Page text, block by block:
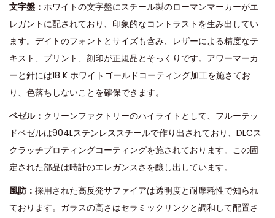
文字盤： ホワイトの文字盤にスチール製のローマンマーカーがエ
レガントに配されており、印象的なコントラストを生み出してい
ます。デイトのフォントとサイズも含み、レザーによる精度なテ
キスト、プリント、刻印が正規品とそっくりです。アワーマーカ
ーと針には18 K ホワイトゴールドコーティング加工を施さてお
り、色落ちしないことを確保できます。
ベゼル： クリーンファクトリーのハイライトとして、フルーテッ
ドベゼルは904Lステンレススチールで作り出されており、DLCス
クラッチプロティングコーティングを施されております。この固
定された部品は時計のエレガンスさを醸し出しています。
風防： 採用された高反発サファイアは透明度と耐摩耗性で知られ
ております。ガラスの高さはセラミックリンクと調和して配置さ